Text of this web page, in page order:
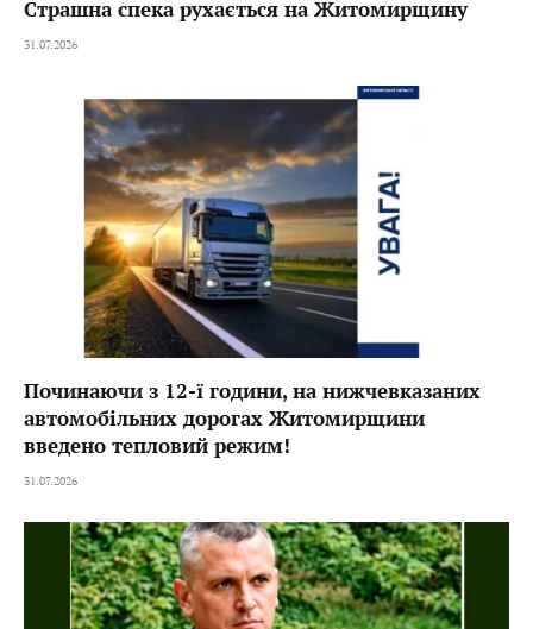
Страшна спека рухається на Житомирщину
31.07.2026
Починаючи з 12-ї години, на нижчевказаних
автомобільних дорогах Житомирщини
введено тепловий режим!
31.07.2026